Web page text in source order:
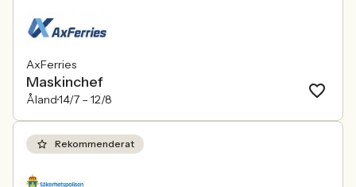
AxFerries
Maskinchef
Åland14/7 – 12/8
Rekommenderat